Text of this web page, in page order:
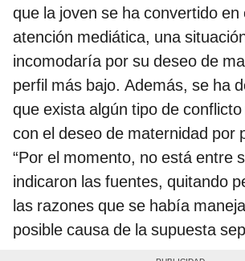
que la joven se ha convertido en
atención mediática, una
incomodaría por su deseo de
perfil más bajo. Además, se ha
que exista algún tipo de
con el deseo de maternidad por
“Por el momento, no está entre
indicaron las fuentes, quitando
las razones que se había
posible causa de la supuesta